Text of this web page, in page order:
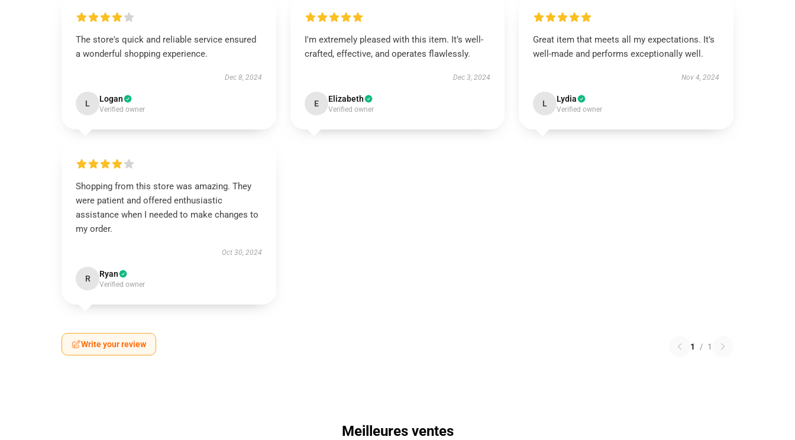
The store's quick and reliable service ensured
a wonderful shopping experience.
Dec 8, 2024
L Logan
Verified owner
I'm extremely pleased with this item. It’s well-
crafted, effective, and operates flawlessly.
Dec 3, 2024
E Elizabeth
Verified owner
Great item that meets all my expectations. It’s
well-made and performs exceptionally well.
Nov 4, 2024
L Lydia
Verified owner
Shopping from this store was amazing. They
were patient and offered enthusiastic
assistance when I needed to make changes to
my order.
Oct 30, 2024
R Ryan
Verified owner
Write your review 1 / 1
Meilleures ventes